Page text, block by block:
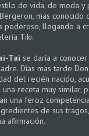
de vida, de moda y
Bergeron, mas conocido
poderoso, llegando a
Tiki.
Tai se daría a
Días mas tarde
del recién nacido,
receta muy similar,
una feroz
de sus
afirmación.